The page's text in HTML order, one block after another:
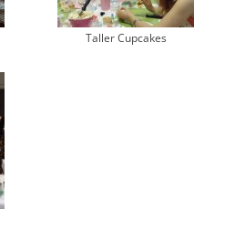
Taller Cupcakes